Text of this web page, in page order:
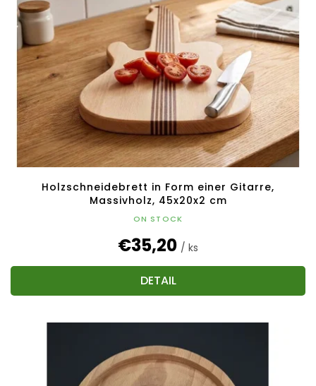
Holzschneidebrett in Form einer Gitarre,
Massivholz, 45x20x2 cm
ON STOCK
€35,20 / ks
DETAIL